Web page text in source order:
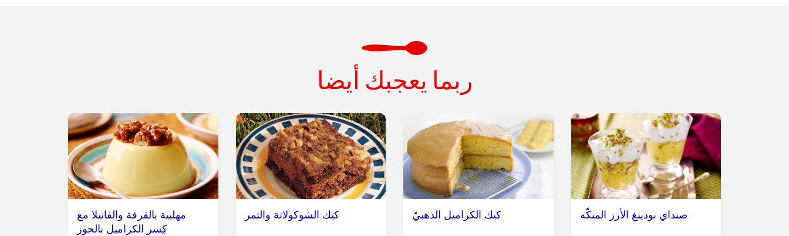
ربما يعجبك أيضا
صنداي بودينغ الأرز المنكّه كيك الكراميل الذهبيّ كيك الشوكولاتة والتمر
مهلبية بالقرفة والفانيلا مع
كِسر الكراميل بالجوز